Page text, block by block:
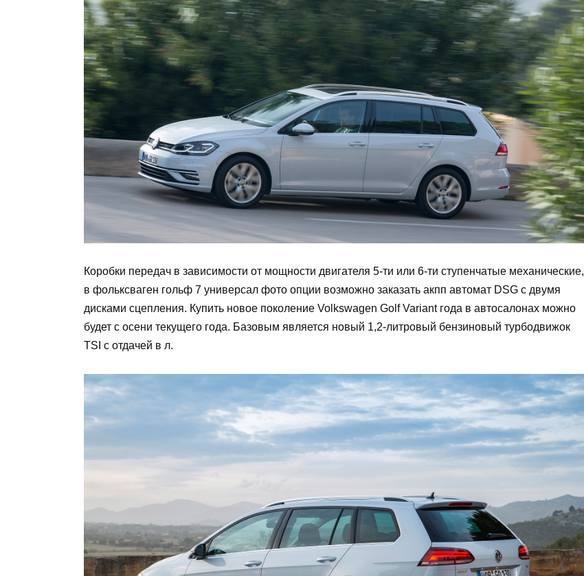
Коробки передач в зависимости от мощности двигателя 5-ти или 6-ти ступенчатые механические,
в фольксваген гольф 7 универсал фото опции возможно заказать акпп автомат DSG с двумя
дисками сцепления. Купить новое поколение Volkswagen Golf Variant года в автосалонах можно
будет с осени текущего года. Базовым является новый 1,2-литровый бензиновый турбодвижок
TSI с отдачей в л.